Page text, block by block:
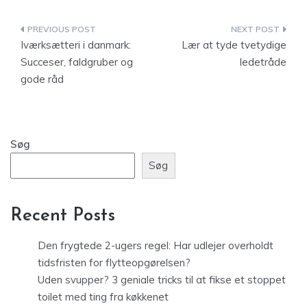
Indlægsnavigation
Iværksætteri i danmark:
Succeser, faldgruber og
gode råd
Lær at tyde tvetydige
ledetråde
Søg
Søg
Recent Posts
Den frygtede 2-ugers regel: Har udlejer overholdt
tidsfristen for flytteopgørelsen?
Uden svupper? 3 geniale tricks til at fikse et stoppet
toilet med ting fra køkkenet